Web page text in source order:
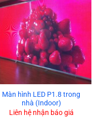
Màn hình LED P1.8 trong
nhà (Indoor)
Liên hệ nhận báo giá